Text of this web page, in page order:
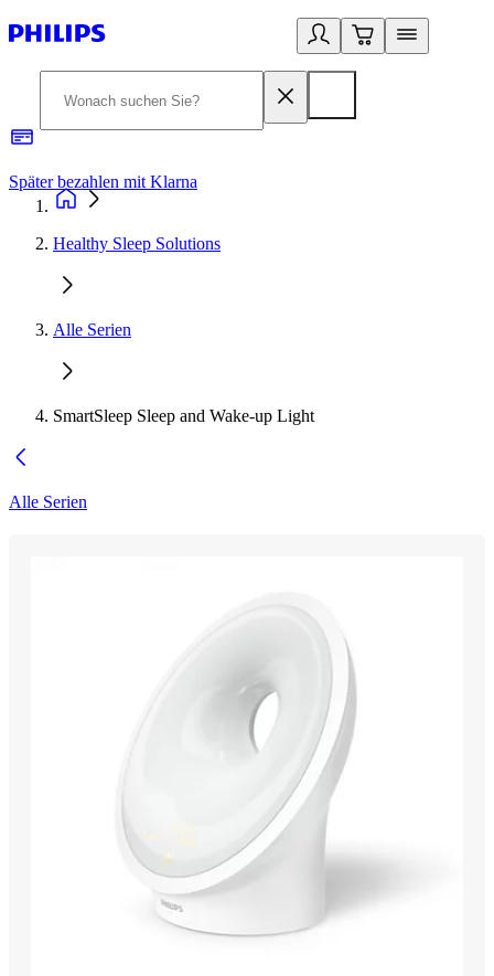
Später bezahlen mit Klarna
Healthy Sleep Solutions
Alle Serien
SmartSleep Sleep and Wake-up Light
Alle Serien